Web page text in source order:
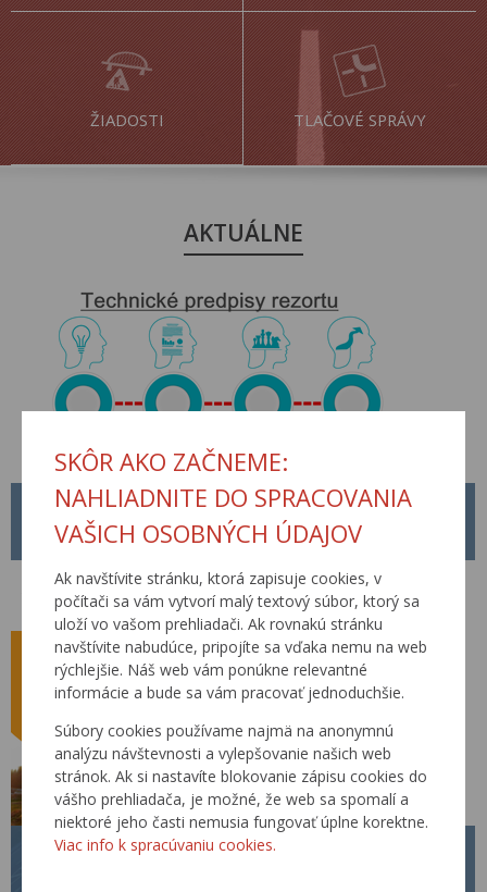
SKÔR AKO ZAČNEME:
NAHLIADNITE DO SPRACOVANIA
VAŠICH OSOBNÝCH ÚDAJOV
Ak navštívite stránku, ktorá zapisuje cookies, v
počítači sa vám vytvorí malý textový súbor, ktorý sa
uloží vo vašom prehliadači. Ak rovnakú stránku
navštívite nabudúce, pripojíte sa vďaka nemu na web
rýchlejšie. Náš web vám ponúkne relevantné
informácie a bude sa vám pracovať jednoduchšie.
Súbory cookies používame najmä na anonymnú
analýzu návštevnosti a vylepšovanie našich web
stránok. Ak si nastavíte blokovanie zápisu cookies do
vášho prehliadača, je možné, že web sa spomalí a
niektoré jeho časti nemusia fungovať úplne korektne.
Viac info k spracúvaniu cookies.
ŽIADOSTI TLAČOVÉ SPRÁVY
AKTUÁLNE
METODICKÝ POKYN MP Č. 1/2026
01.04.2026
Od 01.04.2026 je platný nový Metodický pokyn MP č. 1/2026 pre
tvorbu, schvaľovanie a zverejňovanie Technických predpisov rezortu
Ministerstva dopravy Slovenskej republiky.
BECEP 2026